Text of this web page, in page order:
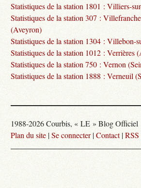
Statistiques de la station 1801 : Villiers-
Statistiques de la station 307 :
(Aveyron)
Statistiques de la station 1304 : Villebon-
Statistiques de la station 1012 : Verrières
Statistiques de la station 750 : Vernon
Statistiques de la station 1888 : Verneuil
1988-2026 Courbis, « LE » Blog Officiel
Plan du site |Se connecter|Contact|